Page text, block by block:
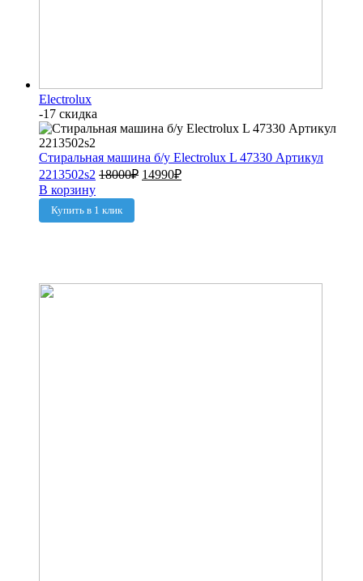
Electrolux
-17 скидка
Стиральная машина б/у Electrolux L 47330 Артикул
2213502s2 18000₽ 14990₽
В корзину
Купить в 1 клик